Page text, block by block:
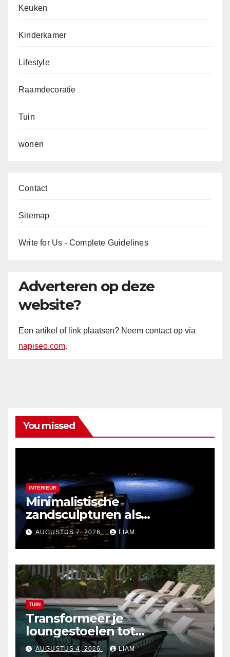
Keuken
Kinderkamer
Lifestyle
Raamdecoratie
Tuin
wonen
Contact
Sitemap
Write for Us - Complete Guidelines
Adverteren op deze
website?
Een artikel of link plaatsen? Neem contact op via
napiseo.com.
You missed
INTERIEUR
Minimalistische
zandsculpturen als
interieurdecoratie
AUGUSTUS 7, 2026 LIAM
TUIN
Transformeer je
loungestoelen tot
zonvriendelijke zitplekken
AUGUSTUS 4, 2026 LIAM